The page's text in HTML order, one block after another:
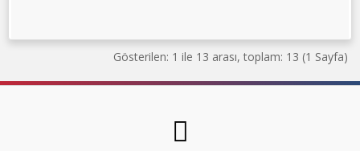
Gösterilen: 1 ile 13 arası, toplam: 13 (1 Sayfa)